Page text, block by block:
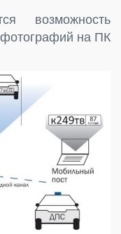
возможность
на ПК